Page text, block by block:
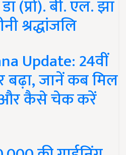
(प्रो). बी. एल. झा
श्रद्धांजलि
Update: 24वीं
बढ़ा, जानें कब मिल
और कैसे चेक करें